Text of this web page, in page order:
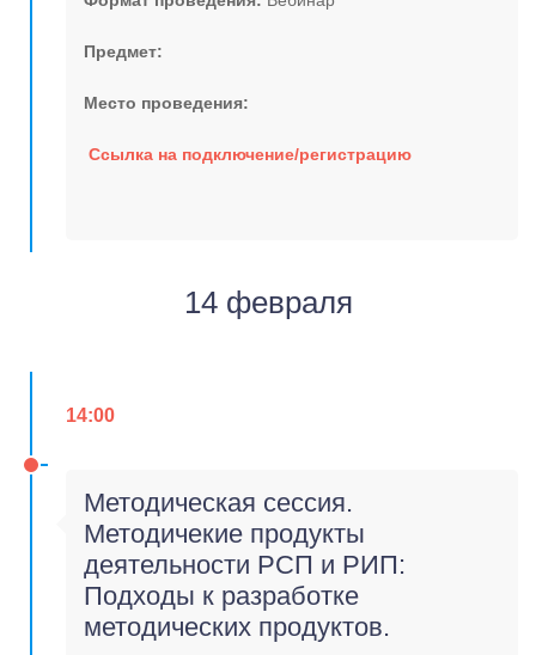
Предмет:
Место проведения:
Ссылка на подключение/регистрацию
14 февраля
14:00
Методическая сессия.
Методичекие продукты
деятельности РСП и РИП:
Подходы к разработке
методических продуктов.